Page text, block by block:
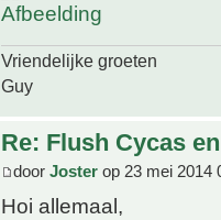
Vriendelijke groeten
Guy
Re: Flush Cycas
door Joster op 23 mei 2014
Hoi allemaal,